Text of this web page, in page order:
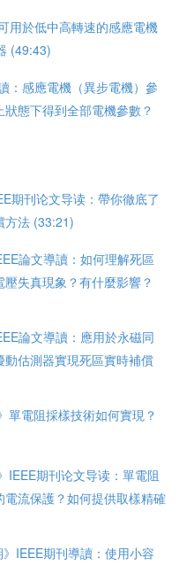
用於低中高轉速的感應電機
(49:43)
：感應電機（異步電機）參
態下得到全部電機參數？
期刊论文导读：帶你徹底了
方法 (33:21)
論文導讀：如何理解死區
失真現象？有什麼影響？
論文導讀：應用於永磁同
估測器實現死區實時補償
單電阻採樣技術如何實現？
IEEE期刊论文导读：單電阻
流保護？如何提供取樣精確
IEEE期刊導讀：使用小容